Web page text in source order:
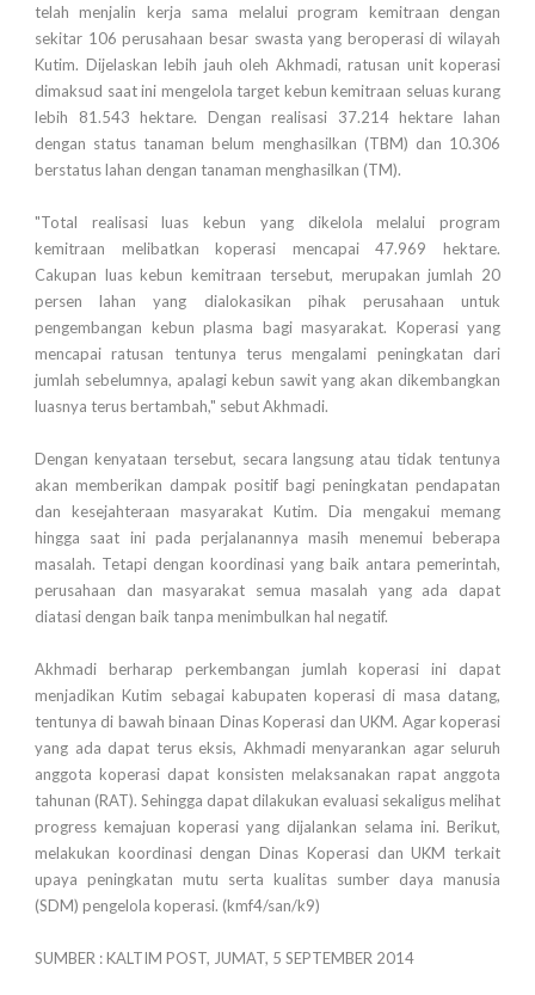
telah menjalin kerja sama melalui program kemitraan dengan
sekitar 106 perusahaan besar swasta yang beroperasi di wilayah
Kutim. Dijelaskan lebih jauh oleh Akhmadi, ratusan unit koperasi
dimaksud saat ini mengelola target kebun kemitraan seluas kurang
lebih 81.543 hektare. Dengan realisasi 37.214 hektare lahan
dengan status tanaman belum menghasilkan (TBM) dan 10.306
berstatus lahan dengan tanaman menghasilkan (TM).
"Total realisasi luas kebun yang dikelola melalui program
kemitraan melibatkan koperasi mencapai 47.969 hektare.
Cakupan luas kebun kemitraan tersebut, merupakan jumlah 20
persen lahan yang dialokasikan pihak perusahaan untuk
pengembangan kebun plasma bagi masyarakat. Koperasi yang
mencapai ratusan tentunya terus mengalami peningkatan dari
jumlah sebelumnya, apalagi kebun sawit yang akan dikembangkan
luasnya terus bertambah," sebut Akhmadi.
Dengan kenyataan tersebut, secara langsung atau tidak tentunya
akan memberikan dampak positif bagi peningkatan pendapatan
dan kesejahteraan masyarakat Kutim. Dia mengakui memang
hingga saat ini pada perjalanannya masih menemui beberapa
masalah. Tetapi dengan koordinasi yang baik antara pemerintah,
perusahaan dan masyarakat semua masalah yang ada dapat
diatasi dengan baik tanpa menimbulkan hal negatif.
Akhmadi berharap perkembangan jumlah koperasi ini dapat
menjadikan Kutim sebagai kabupaten koperasi di masa datang,
tentunya di bawah binaan Dinas Koperasi dan UKM. Agar koperasi
yang ada dapat terus eksis, Akhmadi menyarankan agar seluruh
anggota koperasi dapat konsisten melaksanakan rapat anggota
tahunan (RAT). Sehingga dapat dilakukan evaluasi sekaligus melihat
progress kemajuan koperasi yang dijalankan selama ini. Berikut,
melakukan koordinasi dengan Dinas Koperasi dan UKM terkait
upaya peningkatan mutu serta kualitas sumber daya manusia
(SDM) pengelola koperasi. (kmf4/san/k9)
SUMBER : KALTIM POST, JUMAT, 5 SEPTEMBER 2014